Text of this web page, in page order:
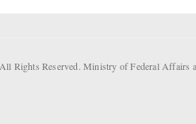
Rights Reserved. Ministry of Federal Affairs